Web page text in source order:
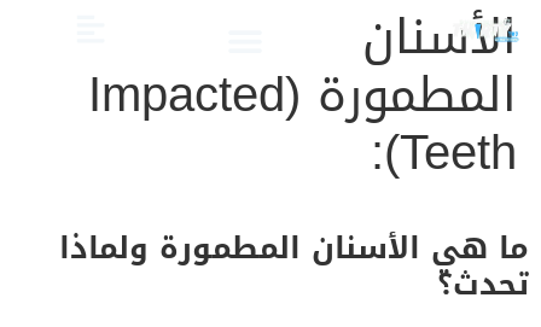
الأسنان
المطمورة (Impacted
Teeth):
ما هي الأسنان المطمورة ولماذا
تحدث؟